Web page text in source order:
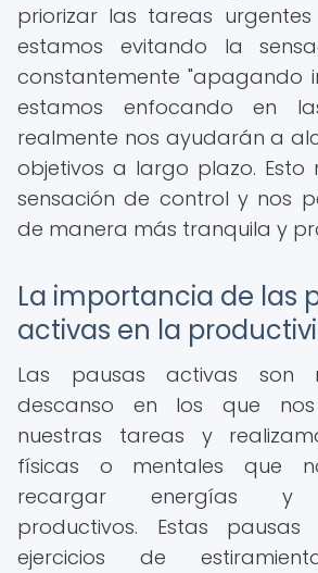
priorizar las tareas
estamos evitando la
constantemente "apagando
estamos enfocando en
realmente nos ayudarán a
objetivos a largo plazo. Esto
sensación de control y nos
de manera más tranquila y
La importancia de las
activas en la
Las pausas activas son
descanso en los que
nuestras tareas y
físicas o mentales que
recargar energías y
productivos. Estas pausas
ejercicios de